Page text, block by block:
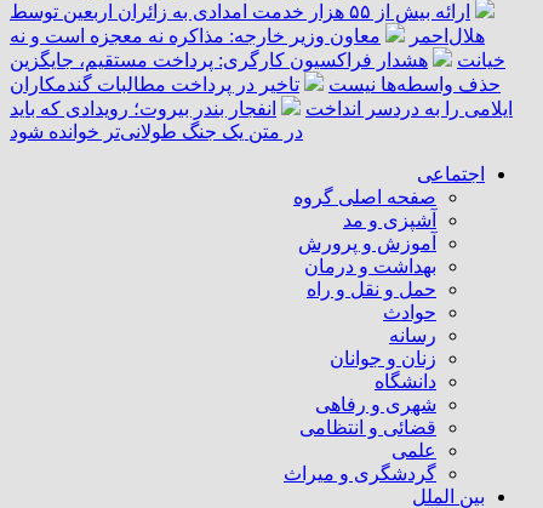
ارائه بیش از ۵۵ هزار خدمت امدادی به زائران اربعین توسط
هلال‌احمر
معاون وزیر خارجه: مذاکره نه معجزه است و نه
خیانت
هشدار فراکسیون کارگری: پرداخت مستقیم، جایگزین
حذف واسطه‌ها نیست
تاخیر در پرداخت مطالبات گندمکاران
ایلامی را به دردسر انداخت
انفجار بندر بیروت؛ رویدادی که باید
در متن یک جنگ طولانی‌تر خوانده شود
اجتماعی
صفحه اصلی گروه
آشپزی و مد
آموزش و پرورش
بهداشت و درمان
حمل و نقل و راه
حوادث
رسانه
زنان و جوانان
دانشگاه
شهری و رفاهی
قضائی و انتظامی
علمی
گردشگری و میراث
بین الملل